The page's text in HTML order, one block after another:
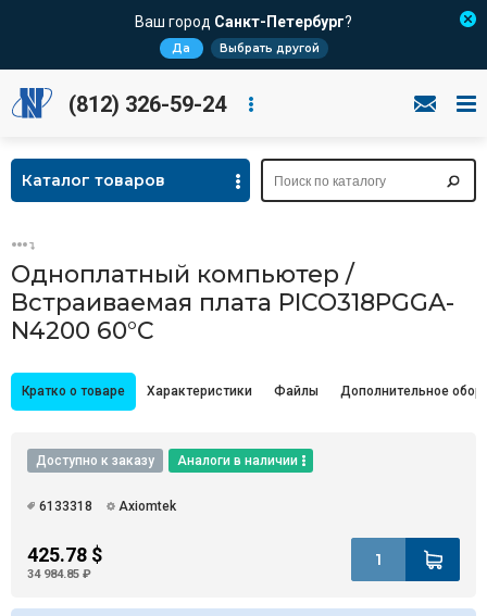
Ваш город Санкт-Петербург?
Да Выбрать другой
(812) 326-59-24
Каталог товаров
Одноплатный компьютер /
Встраиваемая плата PICO318PGGA-
N4200 60°C
Кратко о товаре Характеристики Файлы Дополнительное
Доступно к заказу Аналоги в наличии
6133318 Axiomtek
425.78 $
34 984.85 ₽